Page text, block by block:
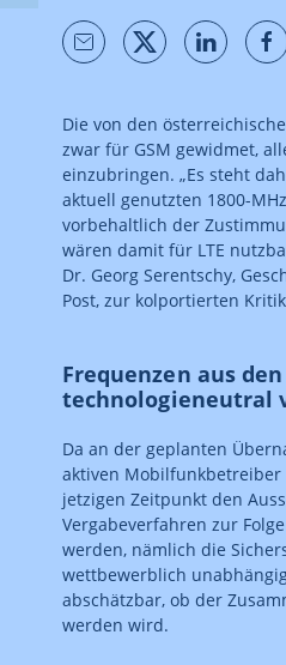
Die von den
zwar für GSM gewidmet,
einzubringen. „Es steht
aktuell genutzten 1800-
vorbehaltlich der
wären damit für LTE
Dr. Georg Serentschy,
Post, zur kolportierten
Frequenzen aus
technologieneutral
Da an der geplanten
aktiven
jetzigen Zeitpunkt den
Vergabeverfahren zur
werden, nämlich die
wettbewerblich
abschätzbar, ob der
werden wird.